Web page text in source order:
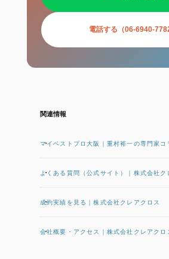
電話する（06-6940-7782
関連情報
マイベストプロ大阪｜重村裕一の専門家コ
よくある質問（公式サイト）｜株式会社ク
成約実績を見る｜株式会社クレアクロス
会社概要・アクセス｜株式会社クレアクロ